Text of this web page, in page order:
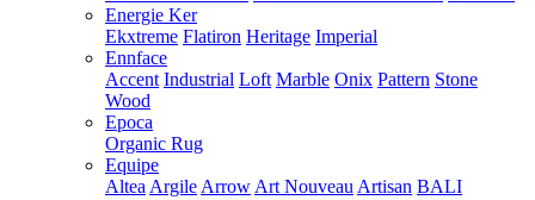
Energie Ker
Ekxtreme Flatiron Heritage Imperial
Ennface
Accent Industrial Loft Marble Onix Pattern Stone
Wood
Epoca
Organic Rug
Equipe
Altea Argile Arrow Art Nouveau Artisan BALI